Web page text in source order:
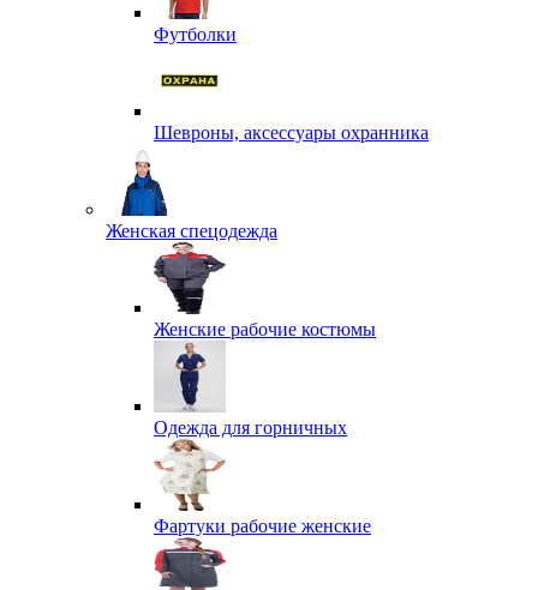
Футболки
Шевроны, аксессуары охранника
Женская спецодежда
Женские рабочие костюмы
Одежда для горничных
Фартуки рабочие женские